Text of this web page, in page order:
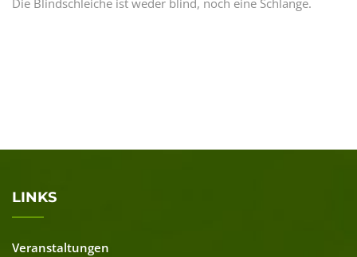
LINKS
Veranstaltungen